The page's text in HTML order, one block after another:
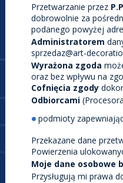
Przetwarzanie przez
dobrowolnie za
podanego powyżej
Administratorem
sprzedaz@art-
Wyrażona zgoda
oraz bez wpływu na
Cofnięcia zgody
Odbiorcami
podmioty
Przekazane dane
Powierzenia
Moje dane osobowe
Przysługują mi prawa